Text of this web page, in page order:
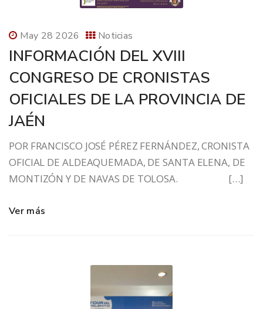
May 28 2026 Noticias
INFORMACIÓN DEL XVIII
CONGRESO DE CRONISTAS
OFICIALES DE LA PROVINCIA DE
JAÉN
POR FRANCISCO JOSÉ PÉREZ FERNÁNDEZ, CRONISTA
OFICIAL DE ALDEAQUEMADA, DE SANTA ELENA, DE
MONTIZÓN Y DE NAVAS DE TOLOSA. […]
Ver más